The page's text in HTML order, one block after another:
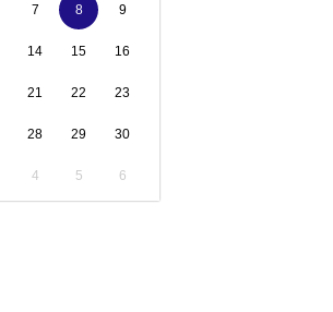
7 8 9
14 15 16
21 22 23
28 29 30
4 5 6